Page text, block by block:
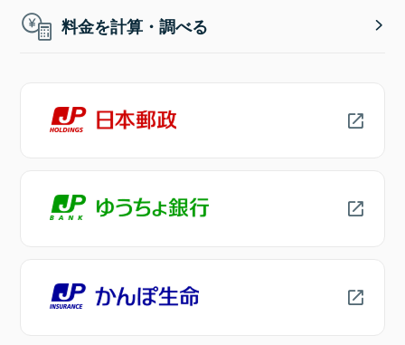
料金を計算・調べる